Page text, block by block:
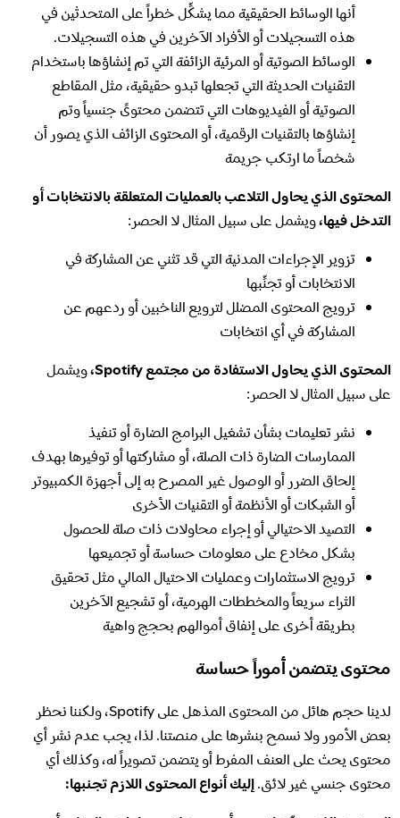
أنها الوسائط الحقيقية مما يشكِّل خطراً على المتحدثين في
هذه التسجيلات أو الأفراد الآخرين في هذه التسجيلات.
الوسائط الصوتية أو المرئية الزائفة التي تم إنشاؤها باستخدام
التقنيات الحديثة التي تجعلها تبدو حقيقية، مثل المقاطع
الصوتية أو الفيديوهات التي تتضمن محتوىً جنسياً وتم
إنشاؤها بالتقنيات الرقمية، أو المحتوى الزائف الذي يصور أن
شخصاً ما ارتكب جريمة
المحتوى الذي يحاول التلاعب بالعمليات المتعلقة بالانتخابات أو
التدخل فيها،ويشمل على سبيل المثال لا الحصر:
تزوير الإجراءات المدنية التي قد تثني عن المشاركة في
الانتخابات أو تجنِّبها
ترويج المحتوى المضلل لترويع الناخبين أو ردعهم عن
المشاركة في أي انتخابات
المحتوى الذي يحاول الاستفادة من مجتمع Spotify،
ويشمل
على سبيل المثال لا الحصر:
نشر تعليمات بشأن تشغيل البرامج الضارة أو تنفيذ
الممارسات الضارة ذات الصلة، أو مشاركتها أو توفيرها بهدف
إلحاق الضرر أو الوصول غير المصرح به إلى أجهزة الكمبيوتر
أو الشبكات أو الأنظمة أو التقنيات الأخرى
التصيد الاحتيالي أو إجراء محاولات ذات صلة للحصول
بشكل مخادع على معلومات حساسة أو تجميعها
ترويج الاستثمارات وعمليات الاحتيال المالي مثل تحقيق
الثراء سريعاً والمخططات الهرمية، أو تشجيع الآخرين
بطريقة أخرى على إنفاق أموالهم بحجج واهية
محتوى يتضمن أموراً حساسة
لدينا حجم هائل من المحتوى المذهل على Spotify، ولكننا نحظر
بعض الأمور ولا نسمح بنشرها على منصتنا. لذا، يجب عدم نشر أي
محتوى يحث على العنف المفرط أو يتضمن تصويراً له، وكذلك أي
محتوى جنسي غير لائق.إليك أنواع المحتوى اللازم تجنبها: